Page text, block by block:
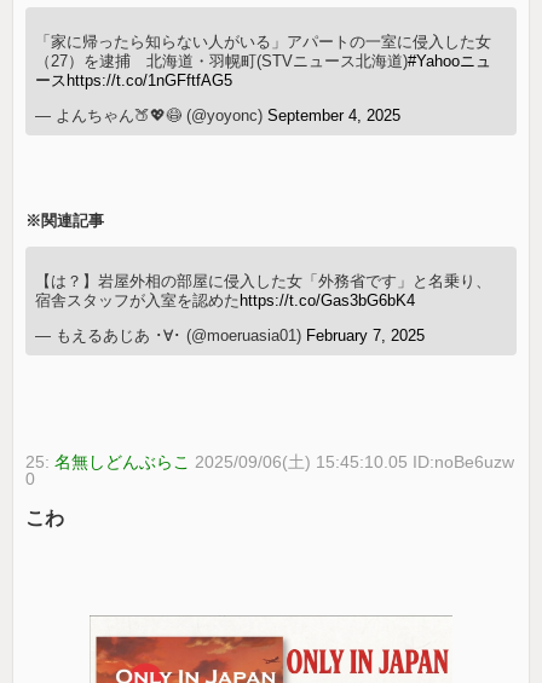
「家に帰ったら知らない人がいる」アパートの一室に侵入した女
（27）を逮捕 北海道・羽幌町(STVニュース北海道)#Yahooニュ
ース https://t.co/1nGFftfAG5
— よんちゃん🍑💖😷 (@yoyonc)September 4, 2025
※関連記事
【は？】岩屋外相の部屋に侵入した女「外務省です」と名乗り、
宿舎スタッフが入室を認めた https://t.co/Gas3bG6bK4
— もえるあじあ ･∀･ (@moeruasia01) February 7, 2025
25:名無しどんぶらこ 2025/09/06(土) 15:45:10.05 ID:noBe6uzw
0
こわ